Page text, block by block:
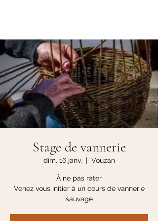
Stage de vannerie
dim. 16 janv.
  |
Vouzan
À ne pas rater
Venez vous initier à un cours de vannerie
sauvage